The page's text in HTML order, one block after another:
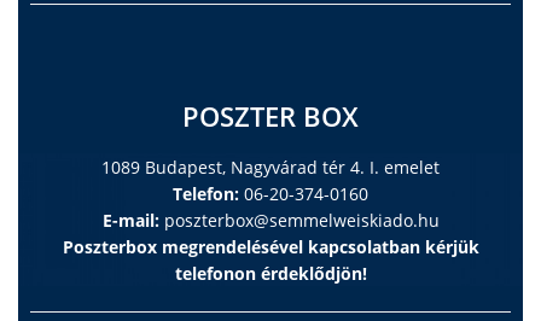
POSZTER BOX
1089 Budapest, Nagyvárad tér 4. I. emelet
Telefon: 06-20-374-0160
E-mail: poszterbox@semmelweiskiado.hu
Poszterbox megrendelésével kapcsolatban kérjük
telefonon érdeklődjön!